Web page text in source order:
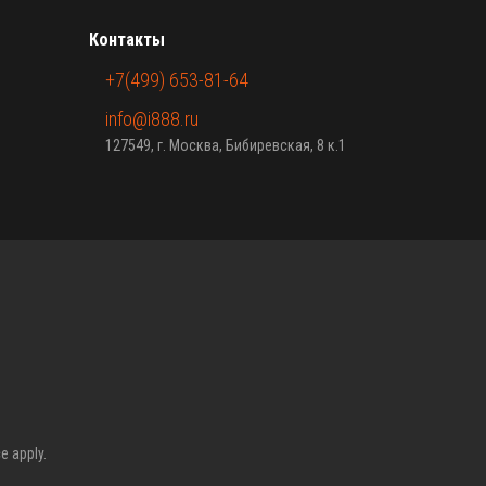
Контакты
+7(499) 653-81-64
info@i888.ru
127549, г. Москва, Бибиревская, 8 к.1
apply.